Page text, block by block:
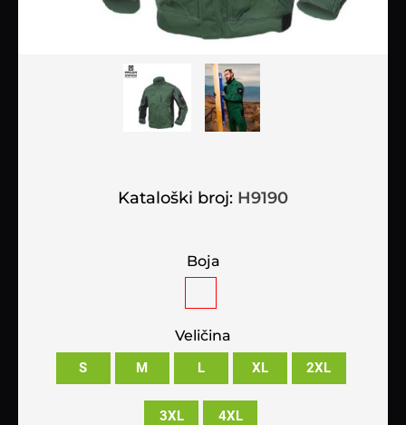
Kataloški broj: H9190
Boja
Veličina
S M L XL 2XL
3XL 4XL